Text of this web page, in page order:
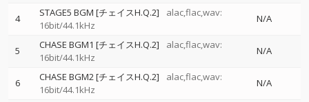
4 STAGE5 BGM [チェイスH.Q.2]
alac,flac,wav:
16bit/44.1kHz
N/A
5 CHASE BGM1 [チェイスH.Q.2]
alac,flac,wav:
16bit/44.1kHz
N/A
6 CHASE BGM2 [チェイスH.Q.2]
alac,flac,wav:
16bit/44.1kHz
N/A